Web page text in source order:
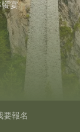
饗宴
要報名